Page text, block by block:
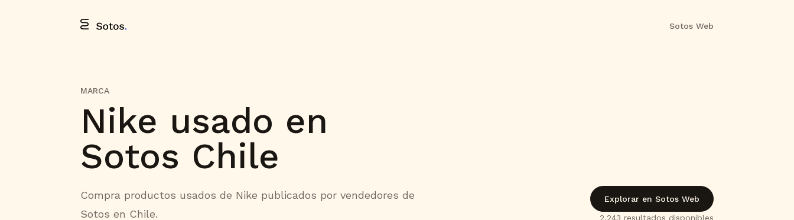
Sotos Web
MARCA
Nike usado en
Sotos Chile
Compra productos usados de Nike publicados por vendedores de
Sotos en Chile.
Explorar en Sotos Web
2.243 resultados disponibles